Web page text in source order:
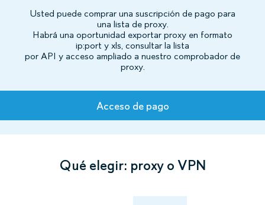
Usted puede comprar una suscripción de pago para
una lista de proxy.
Habrá una oportunidad exportar proxy en formato
ip:port y xls, consultar la lista
por API y acceso ampliado a nuestro comprobador de
proxy.
Tarifas
Qué elegir: proxy o VPN
Acceso de pago